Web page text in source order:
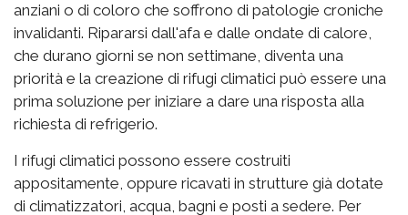
anziani o di coloro che soffrono di patologie croniche
invalidanti. Ripararsi dall'afa e dalle ondate di calore,
che durano giorni se non settimane, diventa una
priorità e la creazione di rifugi climatici può essere una
prima soluzione per iniziare a dare una risposta alla
richiesta di refrigerio.
I rifugi climatici possono essere costruiti
appositamente, oppure ricavati in strutture già dotate
di climatizzatori, acqua, bagni e posti a sedere. Per